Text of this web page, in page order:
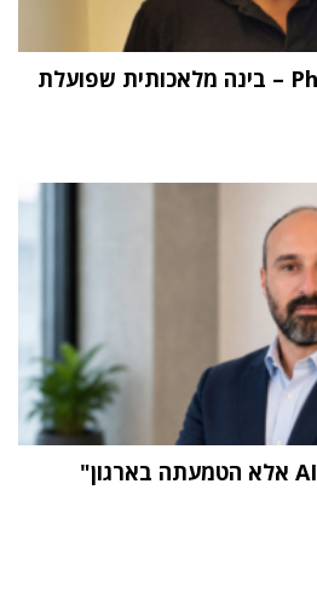
"העתיד הוא Physical AI – בינה מלאכותית שפועלת